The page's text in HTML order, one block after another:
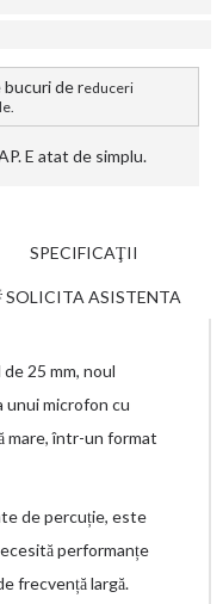
bucuri de reduceri
E atat de simplu.
SPECIFICAŢII
SOLICITA ASISTENTA
25 mm, noul
unui microfon cu
mare, într-un format
de percuție, este
performanțe
frecvență largă.